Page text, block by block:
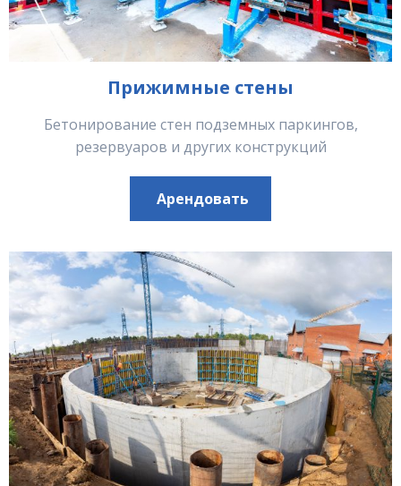
Прижимные стены
Бетонирование стен подземных паркингов,
резервуаров и других конструкций
Арендовать